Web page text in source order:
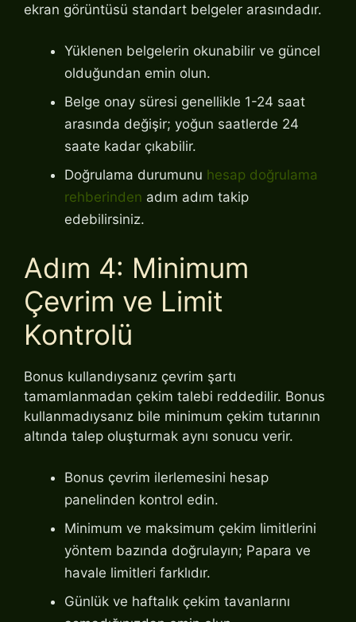
ekran görüntüsü standart belgeler arasındadır.
Yüklenen belgelerin okunabilir ve güncel
olduğundan emin olun.
Belge onay süresi genellikle 1-24 saat
arasında değişir; yoğun saatlerde 24
saate kadar çıkabilir.
Doğrulama durumunu hesap doğrulama
rehberinden adım adım takip
edebilirsiniz.
Adım 4: Minimum
Çevrim ve Limit
Kontrolü
Bonus kullandıysanız çevrim şartı
tamamlanmadan çekim talebi reddedilir. Bonus
kullanmadıysanız bile minimum çekim tutarının
altında talep oluşturmak aynı sonucu verir.
Bonus çevrim ilerlemesini hesap
panelinden kontrol edin.
Minimum ve maksimum çekim limitlerini
yöntem bazında doğrulayın; Papara ve
havale limitleri farklıdır.
Günlük ve haftalık çekim tavanlarını